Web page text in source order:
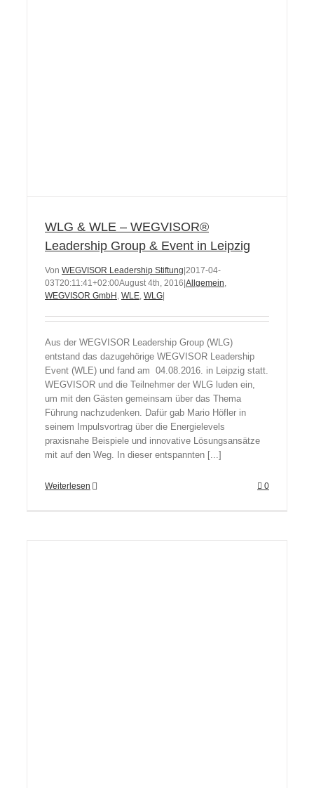
WLG & WLE – WEGVISOR®
Leadership Group & Event in Leipzig
Von WEGVISOR Leadership Stiftung 2017-04-
03T20:11:41+02:00August 4th, 2016 Allgemein,
WEGVISOR GmbH , WLE, WLG
Aus der WEGVISOR Leadership Group (WLG)
entstand das dazugehörige WEGVISOR Leadership
Event (WLE) und fand am 04.08.2016. in Leipzig statt.
WEGVISOR und die Teilnehmer der WLG luden ein,
um mit den Gästen gemeinsam über das Thema
Führung nachzudenken. Dafür gab Mario Höfler in
seinem Impulsvortrag über die Energielevels
praxisnahe Beispiele und innovative Lösungsansätze
mit auf den Weg. In dieser entspannten [...]
Weiterlesen 0